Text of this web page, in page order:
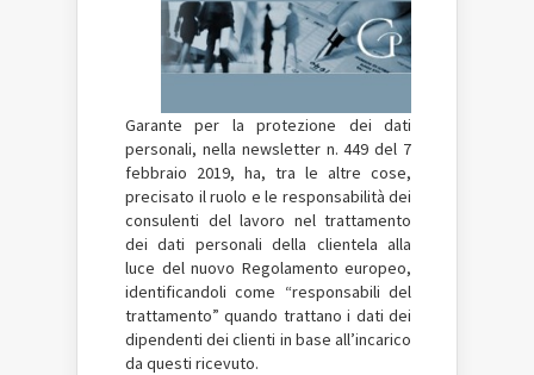
Garante per la protezione dei dati
personali, nella newsletter n. 449 del 7
febbraio 2019, ha, tra le altre cose,
precisato il ruolo e le responsabilità dei
consulenti del lavoro nel trattamento
dei dati personali della clientela alla
luce del nuovo Regolamento europeo,
identificandoli come “responsabili del
trattamento” quando trattano i dati dei
dipendenti dei clienti in base all’incarico
da questi ricevuto.